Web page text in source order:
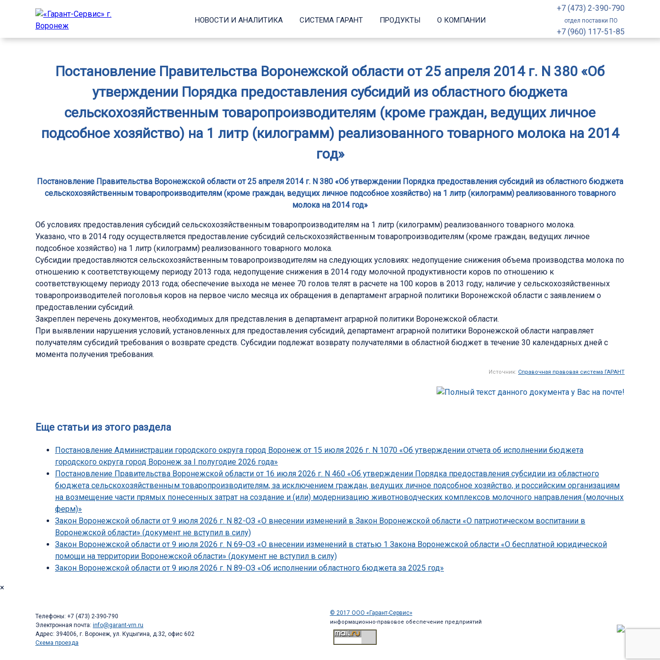
НОВОСТИ И АНАЛИТИКА СИСТЕМА ГАРАНТ ПРОДУКТЫ О КОМПАНИИ
+7 (473) 2-390-790
отдел поставки ПО
+7 (960) 117-51-85
Постановление Правительства Воронежской области от 25 апреля 2014 г. N 380 «Об
утверждении Порядка предоставления субсидий из областного бюджета
сельскохозяйственным товаропроизводителям (кроме граждан, ведущих личное
подсобное хозяйство) на 1 литр (килограмм) реализованного товарного молока на 2014
год»
Постановление Правительства Воронежской области от 25 апреля 2014 г. N 380 «Об утверждении Порядка предоставления субсидий из областного бюджета
сельскохозяйственным товаропроизводителям (кроме граждан, ведущих личное подсобное хозяйство) на 1 литр (килограмм) реализованного товарного
молока на 2014 год»
Об условиях предоставления субсидий сельскохозяйственным товаропроизводителям на 1 литр (килограмм) реализованного товарного молока.
Указано, что в 2014 году осуществляется предоставление субсидий сельскохозяйственным товаропроизводителям (кроме граждан, ведущих личное
подсобное хозяйство) на 1 литр (килограмм) реализованного товарного молока.
Субсидии предоставляются сельскохозяйственным товаропроизводителям на следующих условиях: недопущение снижения объема производства молока по
отношению к соответствующему периоду 2013 года; недопущение снижения в 2014 году молочной продуктивности коров по отношению к
соответствующему периоду 2013 года; обеспечение выхода не менее 70 голов телят в расчете на 100 коров в 2013 году; наличие у сельскохозяйственных
товаропроизводителей поголовья коров на первое число месяца их обращения в департамент аграрной политики Воронежской области с заявлением о
предоставлении субсидий.
Закреплен перечень документов, необходимых для представления в департамент аграрной политики Воронежской области.
При выявлении нарушения условий, установленных для предоставления субсидий, департамент аграрной политики Воронежской области направляет
получателям субсидий требования о возврате средств. Субсидии подлежат возврату получателями в областной бюджет в течение 30 календарных дней с
момента получения требования.
Источник: Справочная правовая система ГАРАНТ
Еще статьи из этого раздела
Постановление Администрации городского округа город Воронеж от 15 июля 2026 г. N 1070 «Об утверждении отчета об исполнении бюджета
городского округа город Воронеж за I полугодие 2026 года»
Постановление Правительства Воронежской области от 16 июля 2026 г. N 460 «Об утверждении Порядка предоставления субсидии из областного
бюджета сельскохозяйственным товаропроизводителям, за исключением граждан, ведущих личное подсобное хозяйство, и российским организациям
на возмещение части прямых понесенных затрат на создание и (или) модернизацию животноводческих комплексов молочного направления (молочных
ферм)»
Закон Воронежской области от 9 июля 2026 г. N 82-ОЗ «О внесении изменений в Закон Воронежской области «О патриотическом воспитании в
Воронежской области» (документ не вступил в силу)
Закон Воронежской области от 9 июля 2026 г. N 69-ОЗ «О внесении изменений в статью 1 Закона Воронежской области «О бесплатной юридической
помощи на территории Воронежской области» (документ не вступил в силу)
Закон Воронежской области от 9 июля 2026 г. N 89-ОЗ «Об исполнении областного бюджета за 2025 год»
×
Телефоны: +7 (473) 2-390-790
Электронная почта: info@garant-vrn.ru
Адрес: 394006, г. Воронеж, ул. Куцыгина, д.32, офис 602
Схема проезда
© 2017 ООО «Гарант-Сервис»
информационно-правовое обеспечение предприятий